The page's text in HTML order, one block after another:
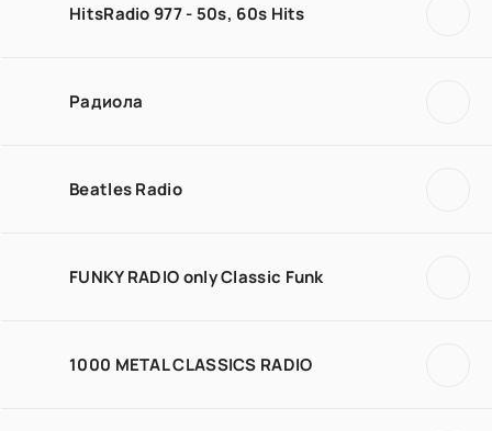
HitsRadio 977 - 50s, 60s Hits
Радиола
Beatles Radio
FUNKY RADIO only Classic Funk
1000 METAL CLASSICS RADIO